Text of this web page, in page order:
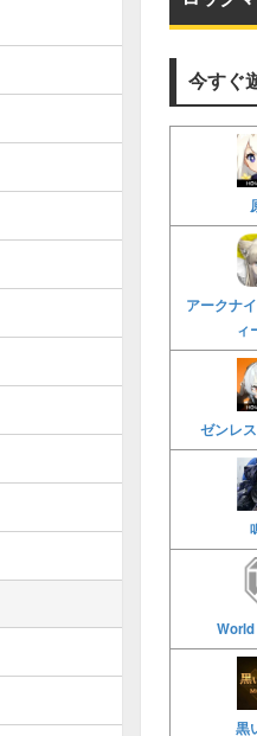
今すぐ
アークナ
ィ
ゼンレ
黒